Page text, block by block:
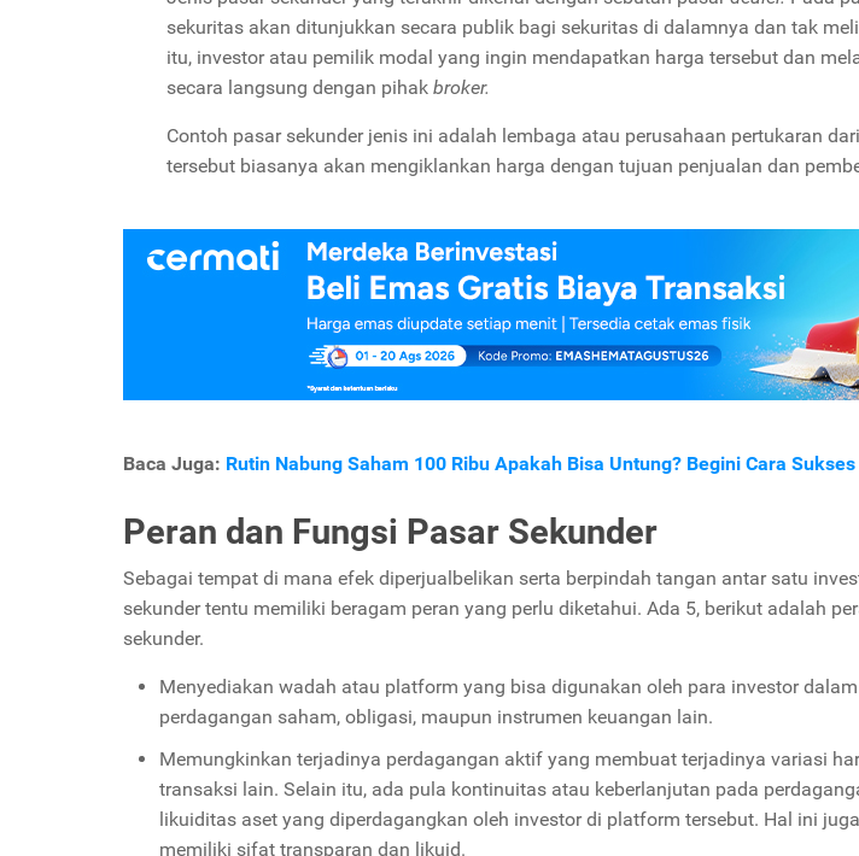
sekuritas akan ditunjukkan secara publik bagi sekuritas di dalamnya dan tak
itu, investor atau pemilik modal yang ingin mendapatkan harga tersebut dan
secara langsung dengan pihak broker.
Contoh pasar sekunder jenis ini adalah lembaga atau perusahaan pertukaran
tersebut biasanya akan mengiklankan harga dengan tujuan penjualan dan
Baca Juga: Rutin Nabung Saham 100 Ribu Apakah Bisa Untung? Begini Cara
Peran dan Fungsi Pasar Sekunder
Sebagai tempat di mana efek diperjualbelikan serta berpindah tangan antar satu
sekunder tentu memiliki beragam peran yang perlu diketahui. Ada 5, berikut adalah
sekunder.
Menyediakan wadah atau platform yang bisa digunakan oleh para investor
perdagangan saham, obligasi, maupun instrumen keuangan lain.
Memungkinkan terjadinya perdagangan aktif yang membuat terjadinya variasi
transaksi lain. Selain itu, ada pula kontinuitas atau keberlanjutan pada
likuiditas aset yang diperdagangkan oleh investor di platform tersebut. Hal ini
memiliki sifat transparan dan likuid.